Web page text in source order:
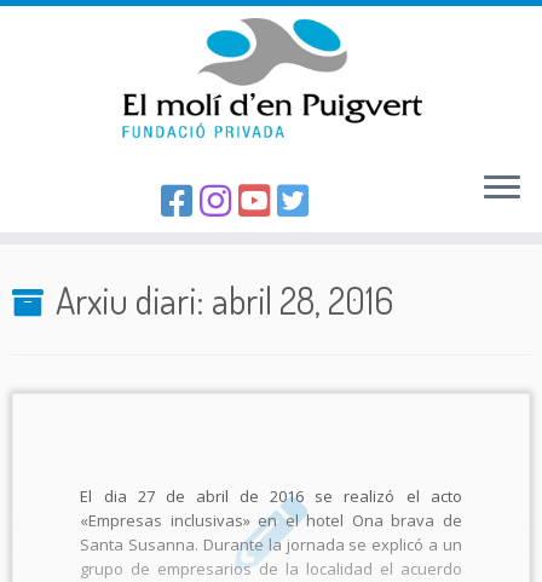
contentArxiu diari: abril 28, 2016
El dia 27 de abril de 2016 se realizó el acto
«Empresas inclusivas» en el hotel Ona brava de
Santa Susanna. Durante la jornada se explicó a un
grupo de empresarios de la localidad el acuerdo